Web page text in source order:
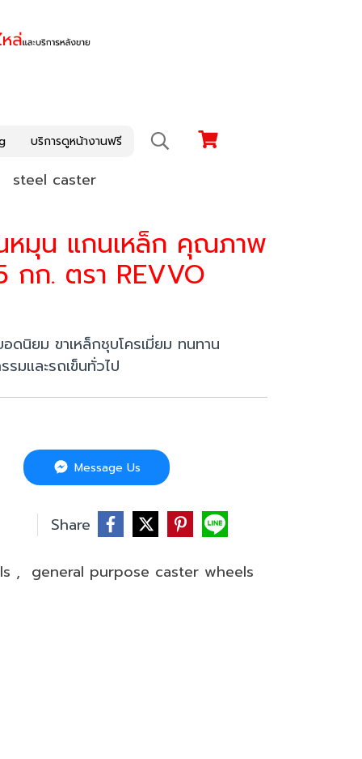
บริการดูหน้างานฟรี
steel caster
หมุน แกนเหล็ก คุณภาพ
ก. ตรา REVVO
นิยม ขาเหล็กชุบโครเมี่ยม ทนทาน
รมและรถเข็นทั่วไป
Message Us
Share
, general purpose caster wheels